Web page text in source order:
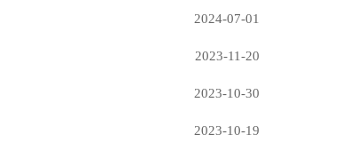
2024-07-01
2023-11-20
2023-10-30
2023-10-19